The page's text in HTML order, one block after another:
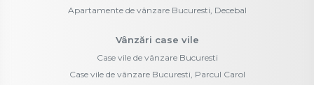
Apartamente de vânzare Bucuresti, Decebal
Vânzări case vile
Case vile de vânzare Bucuresti
Case vile de vânzare Bucuresti, Parcul Carol